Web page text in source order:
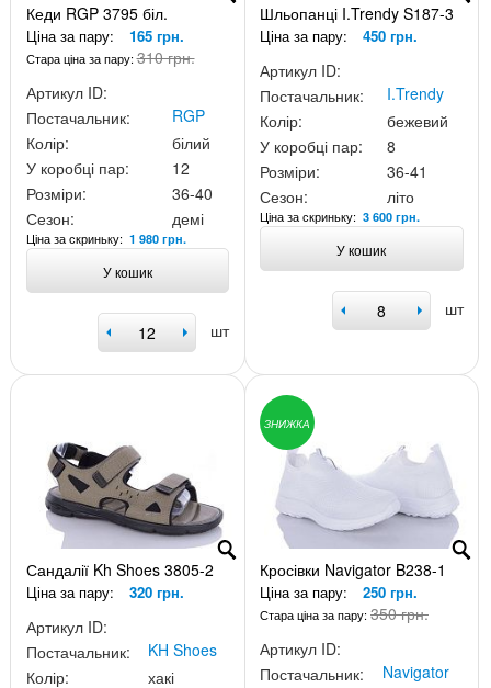
Кеди RGP 3795 біл.
Ціна за пару: 165 грн.
Стара ціна за пару:310 грн.
Артикул ID:
Постачальник:
RGP
Колір:
білий
У коробці пар:
12
Розміри:
36-40
Сезон:
демі
Ціна за скриньку: 1 980 грн.
У кошик
шт
Шльопанці I.Trendy S187-3
Ціна за пару: 450 грн.
Артикул ID:
Постачальник:
I.Trendy
Колір:
бежевий
У коробці пар:
8
Розміри:
36-41
Сезон:
літо
Ціна за скриньку:3 600 грн.
У кошик
шт
Сандалії Kh Shoes 3805-2
Ціна за пару: 320 грн.
Артикул ID:
Постачальник:
KH Shoes
Колір:
хакі
ЗНИЖКА
Кросівки Navigator B238-1
Ціна за пару: 250 грн.
Стара ціна за пару:350 грн.
Артикул ID:
Постачальник:
Navigator